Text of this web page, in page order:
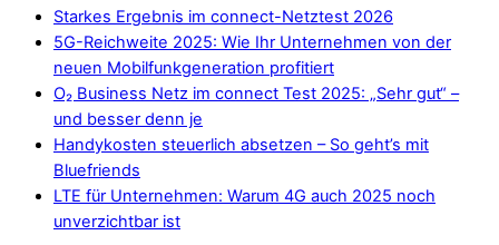
Starkes Ergebnis im connect-Netztest 2026
5G-Reichweite 2025: Wie Ihr Unternehmen von der
neuen Mobilfunkgeneration profitiert
O₂ Business Netz im connect Test 2025: „Sehr gut“ –
und besser denn je
Handykosten steuerlich absetzen – So geht’s mit
Bluefriends
LTE für Unternehmen: Warum 4G auch 2025 noch
unverzichtbar ist